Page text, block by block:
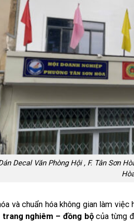
Decal Văn Phòng Hội , F. Tân Sơn
và chuẩn hóa không gian làm việc
trang nghiêm – đồng bộcủa từng